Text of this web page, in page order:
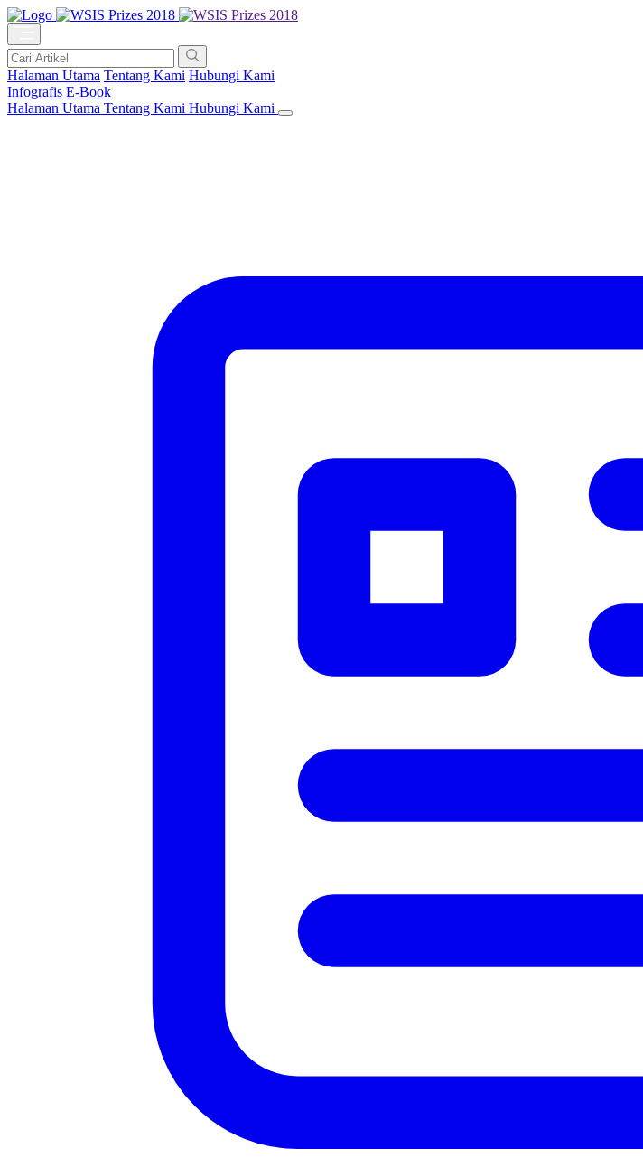
Halaman Utama Tentang Kami Hubungi Kami
Infografis E-Book
Halaman Utama Tentang Kami Hubungi Kami